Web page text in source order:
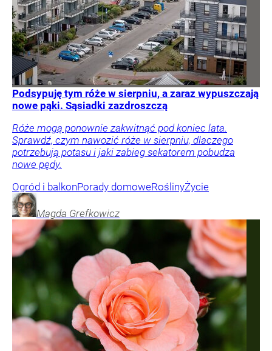
Podsypuję tym róże w sierpniu, a zaraz wypuszczają
nowe pąki. Sąsiadki zazdroszczą
Róże mogą ponownie zakwitnąć pod koniec lata.
Sprawdź, czym nawozić róże w sierpniu, dlaczego
potrzebują potasu i jaki zabieg sekatorem pobudza
nowe pędy.
Ogród i balkonPorady domoweRoślinyŻycie
Magda Grefkowicz